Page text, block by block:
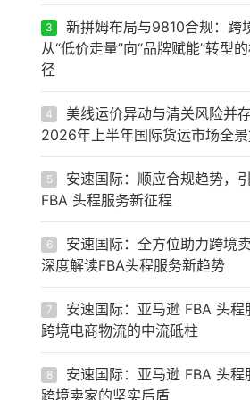
3
新拼姆布局与9810合规：跨
从“低价走量”向“品牌赋能”转型
径
4
美线运价异动与清关风险并存
2026年上半年国际货运市场全
5
安速国际：顺应合规趋势，
FBA 头程服务新征程
6
安速国际：全方位助力跨境卖
深度解读FBA头程服务新趋势
7
安速国际：亚马逊 FBA 头程
跨境电商物流的中流砥柱
8
安速国际：亚马逊 FBA 头程
跨境卖家的坚实后盾